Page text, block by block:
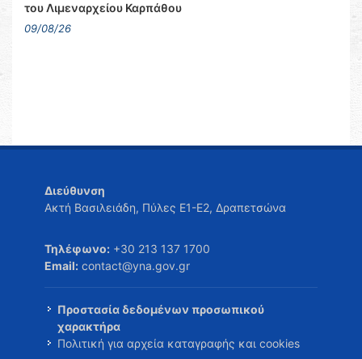
του Λιμεναρχείου Καρπάθου
09/08/26
Διεύθυνση
Ακτή Βασιλειάδη, Πύλες Ε1-Ε2, Δραπετσώνα
Τηλέφωνο: +30 213 137 1700
Email: contact@yna.gov.gr
Προστασία δεδομένων προσωπικού
χαρακτήρα
Πολιτική για αρχεία καταγραφής και cookies